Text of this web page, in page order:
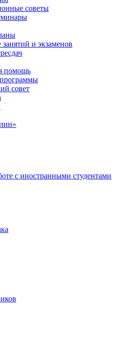
советы
занятий и экзаменов
помощь
совет
с иностранными студентами